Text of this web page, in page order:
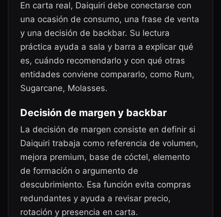
En carta real, Daiquiri debe conectarse con
una ocasión de consumo, una frase de venta
y una decisión de backbar. Su lectura
práctica ayuda a sala y barra a explicar qué
es, cuándo recomendarlo y con qué otras
entidades conviene compararlo, como Rum,
Sugarcane, Molasses.
Decisión de margen y backbar
La decisión de margen consiste en definir si
Daiquiri trabaja como referencia de volumen,
mejora premium, base de cóctel, elemento
de formación o argumento de
descubrimiento. Esa función evita compras
redundantes y ayuda a revisar precio,
rotación y presencia en carta.